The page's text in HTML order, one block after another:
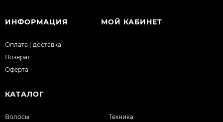
ИНФОРМАЦИЯ
Оплата | доставка
Возврат
Оферта
МОЙ КАБИНЕТ
КАТАЛОГ
Волосы
Техника